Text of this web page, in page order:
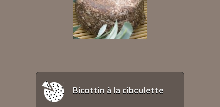
Bicottin à la ciboulette